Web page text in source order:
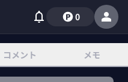
0
コメント メモ